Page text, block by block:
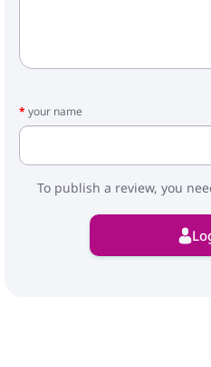
your name
To publish a review, you